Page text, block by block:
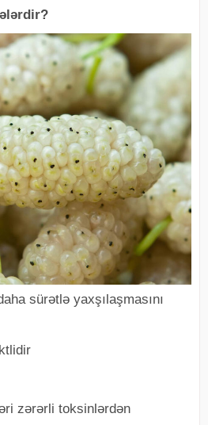
sürətlə yaxşılaşmasını
zərərli toksinlərdən